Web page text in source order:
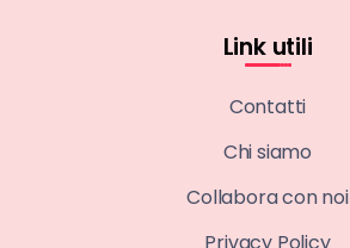
Link utili
Contatti
Chi siamo
Collabora con noi